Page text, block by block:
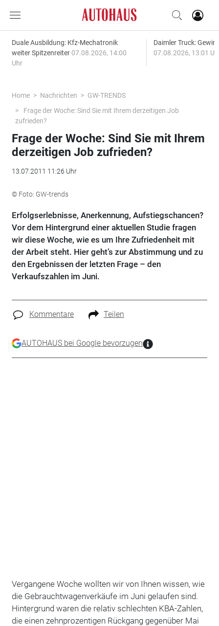
Duale Ausbildung: Kfz-Mechatronik
weiter Spitzenreiter 07.08.2026, 14:00
Uhr
Daimler Truck:
07.08.2026, 13:01
Home Nachrichten
GW-TRENDS
Frage der Woche: Sind Sie mit Ihrem derzeitigen Job
zufrieden?
Frage der Woche: Sind Sie mit Ihrem
derzeitigen Job zufrieden?
13.07.2011 11:26 Uhr
© Foto: GW-trends
Erfolgserlebnisse, Anerkennung, Aufstiegschancen?
Vor dem Hintergrund einer aktuellen Studie fragen
wir diese Woche, wie es um Ihre Zufriedenheit mit
der Arbeit steht. Hier geht’s zur Abstimmung und zu
den Ergebnissen der letzten Frage – den
Verkaufszahlen im Juni.
Kommentare Teilen
AUTOHAUS bei Google bevorzugen
Vergangene Woche wollten wir von Ihnen wissen, wie
die Gebrauchtwagenverkäufe im Juni gelaufen sind.
Hintergrund waren die relativ schlechten KBA-Zahlen,
die einen zehnprozentigen Rückgang gegenüber Mai